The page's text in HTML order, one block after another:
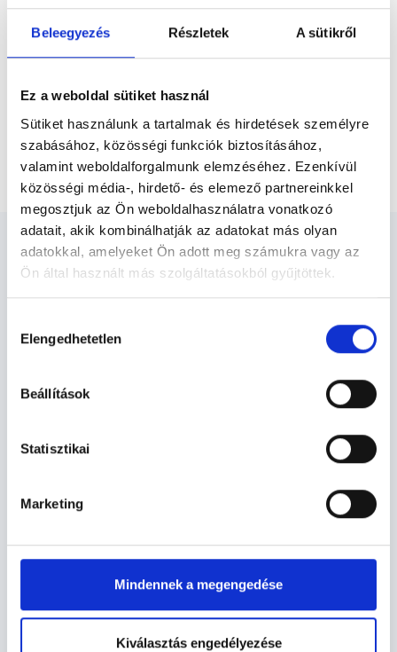
Beleegyezés Részletek A sütikről
Ez a weboldal sütiket használ
Sütiket használunk a tartalmak és hirdetések személyre
szabásához, közösségi funkciók biztosításához,
valamint weboldalforgalmunk elemzéséhez. Ezenkívül
közösségi média-, hirdető- és elemező partnereinkkel
megosztjuk az Ön weboldalhasználatra vonatkozó
adatait, akik kombinálhatják az adatokat más olyan
adatokkal, amelyeket Ön adott meg számukra vagy az
Ön által használt más szolgáltatásokból gyűjtöttek.
szabályzat:https://foglaljorvost.hu/info/foglaljorvost-
kiválasztása
Elengedhetetlen
Beállítások
Statisztikai
Marketing
Mindennek a megengedése
Kiválasztás engedélyezése
önállóan nem végezhető szakmai tevékenységért teljes
felelősséggel tartozik és azt közvetlenül felügyeli az egészségügyi
szolgáltató szakorvosa az első részvizsgáig, utána pedig a
felelősségét kizárja esetleges névazonosságért bármely szakorvos
és szakorvosjelölt esetén.
Főoldal Gyermek-gasztroenterológus Miskolc
Gyermek-gasztroenterológus
Miskolc - Gyermek
Gyermek gasztroenterológia TERÜLETHEZ
KAPCSOLÓDÓ SZAKTERÜLETEK
Szolgáltatások
Budapesti és vidéki gyermek-
gasztroenterológus orvosok